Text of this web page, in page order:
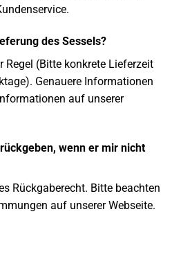
des Sessels?
Regel (Bitte konkrete Lieferzeit
Genauere Informationen
auf unserer
wenn er mir nicht
Rückgaberecht. Bitte beachten
auf unserer Webseite.